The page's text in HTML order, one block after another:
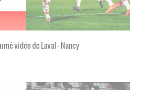
vidéo de Laval - Nancy